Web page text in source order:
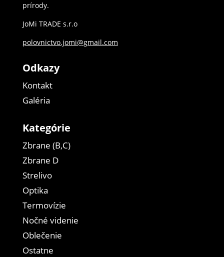
prírody.
JoMi TRADE s.r.o
polovnictvo.jomi@gmail.com
Odkazy
Kontakt
Galéria
Kategórie
Zbrane (B,C)
Zbrane D
Strelivo
Optika
Termovízie
Nočné videnie
Oblečenie
Ostatne